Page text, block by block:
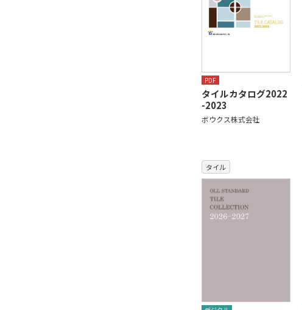
PDF
タイルカタログ2022
-2023
ボウクス株式会社
タイル